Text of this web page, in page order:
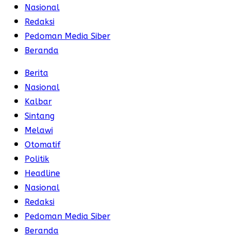
Nasional
Redaksi
Pedoman Media Siber
Beranda
Berita
Nasional
Kalbar
Sintang
Melawi
Otomatif
Politik
Headline
Nasional
Redaksi
Pedoman Media Siber
Beranda